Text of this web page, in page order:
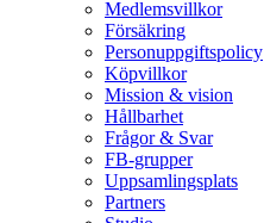
Medlemsvillkor
Försäkring
Personuppgiftspolicy
Köpvillkor
Mission & vision
Hållbarhet
Frågor & Svar
FB-grupper
Uppsamlingsplats
Partners